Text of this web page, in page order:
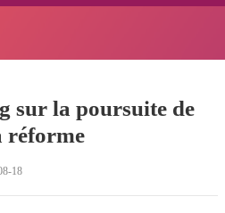
sur la poursuite de
réforme
18